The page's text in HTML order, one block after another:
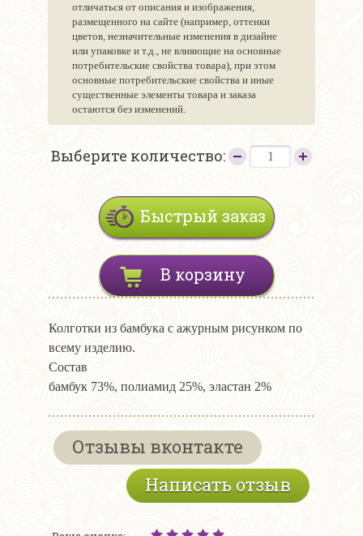
отличаться от описания и изображения,
размещенного на сайте (например, оттенки
цветов, незначительные изменения в дизайне
или упаковке и т.д., не влияющие на основные
потребительские свойства товара), при этом
основные потребительские свойства и иные
существенные элементы товара и заказа
остаются без изменений.
Выберите количество:
Быстрый заказ
В корзину
Колготки из бамбука с ажурным рисунком по
всему изделию.
Состав
бамбук 73%, полиамид 25%, эластан 2%
Отзывы вконтакте
Написать отзыв